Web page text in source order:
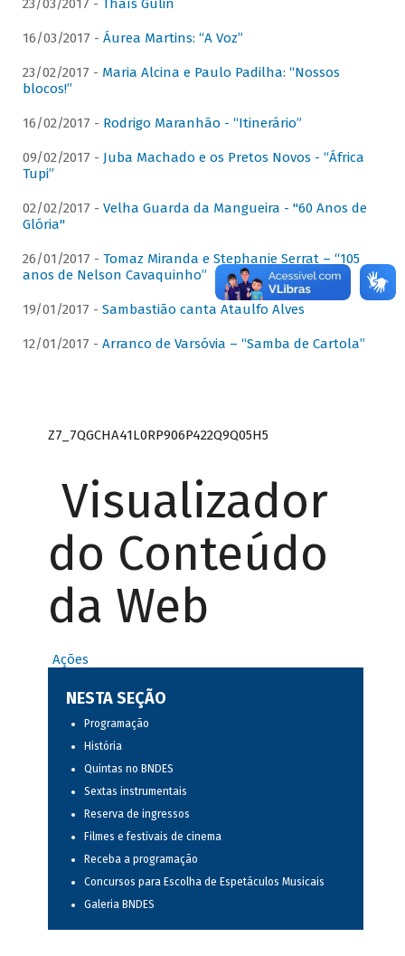
23/03/2017 - Thaís Gulin
16/03/2017 - Áurea Martins: “A Voz”
23/02/2017 - Maria Alcina e Paulo Padilha: “Nossos
blocos!”
16/02/2017 - Rodrigo Maranhão - “Itinerário”
09/02/2017 - Juba Machado e os Pretos Novos - “África
Tupi”
02/02/2017 - Velha Guarda da Mangueira - "60 Anos de
Glória"
26/01/2017 - Tomaz Miranda e Stephanie Serrat – “105
anos de Nelson Cavaquinho”
19/01/2017 - Sambastião canta Ataulfo Alves
12/01/2017 - Arranco de Varsóvia – “Samba de Cartola”
Z7_7QGCHA41L0RP906P422Q9Q05H5
Visualizador
do Conteúdo
da Web
Ações
NESTA SEÇÃO
Programação
História
Quintas no BNDES
Sextas instrumentais
Reserva de ingressos
Filmes e festivais de cinema
Receba a programação
Concursos para Escolha de Espetáculos Musicais
Galeria BNDES